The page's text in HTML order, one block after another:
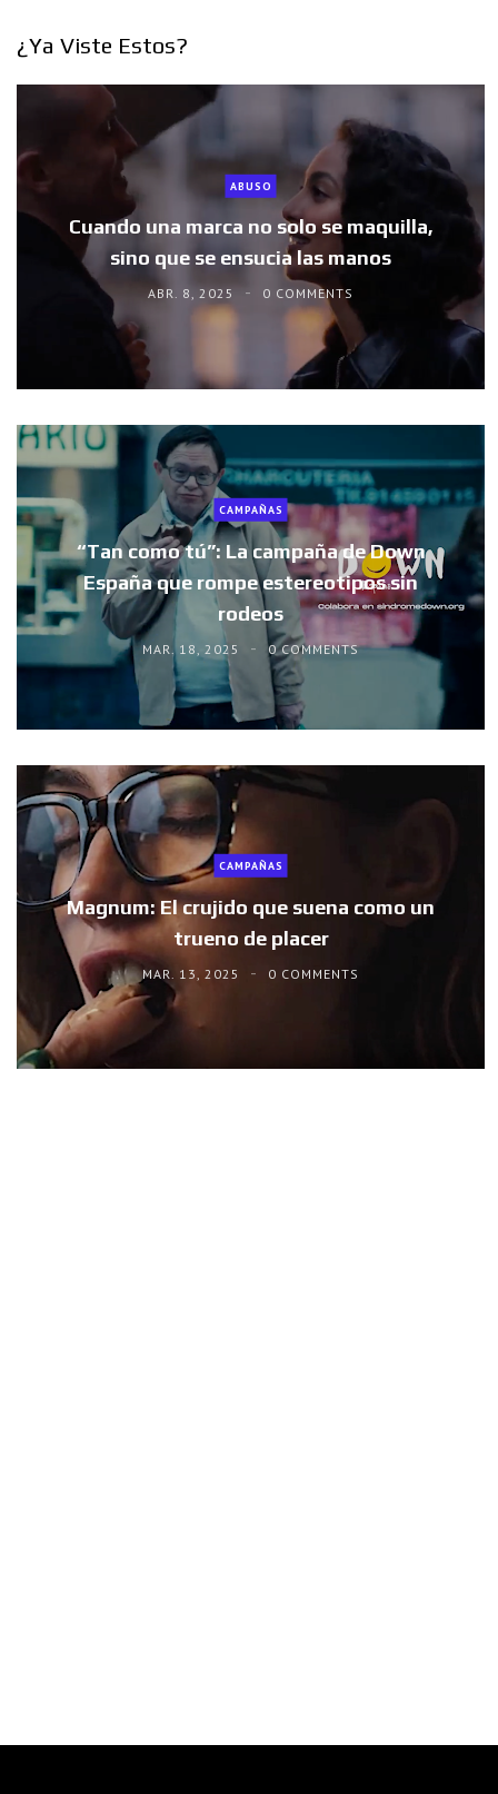
¿Ya Viste Estos?
ABUSO
Cuando una marca no solo se maquilla,
sino que se ensucia las manos
ABR. 8, 2025 0 COMMENTS
CAMPAÑAS
“Tan como tú”: La campaña de Down
España que rompe estereotipos sin
rodeos
MAR. 18, 2025 0 COMMENTS
CAMPAÑAS
Magnum: El crujido que suena como un
trueno de placer
MAR. 13, 2025 0 COMMENTS